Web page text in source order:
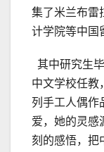
集了米兰布雷
计学院等中国
其中研究生
中文学校任教
列手工人偶作
爱，她的灵感
刻的感悟，把